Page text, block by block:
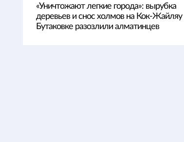
«Уничтожают легкие города»: вырубка
деревьев и снос холмов на Кок-Жайляу
Бутаковке разозлили алматинцев